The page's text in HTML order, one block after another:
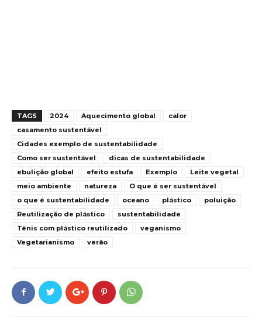
TAGS 2024 Aquecimento global
calor
casamento sustentável
Cidades exemplo de sustentabilidade
Como ser sustentável
dicas de sustentabilidade
ebulição global
efeito estufa Exemplo
Leite vegetal
meio ambiente
natureza
O que é ser sustentável
o que é sustentabilidade
oceano plástico
poluição
Reutilização de plástico
sustentabilidade
Tênis com plástico reutilizado
veganismo
Vegetarianismo
verão